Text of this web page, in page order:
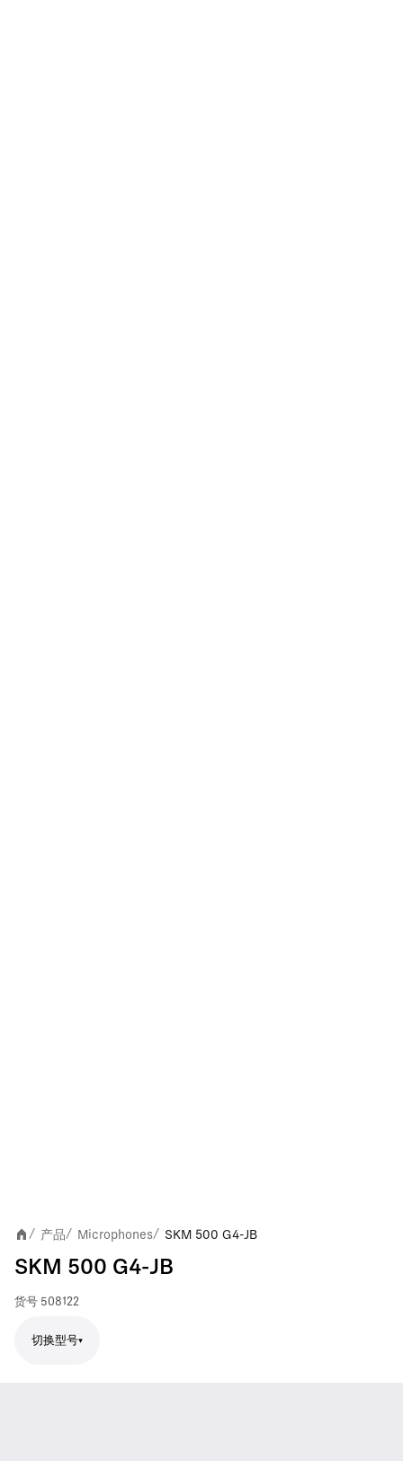
/ 产品/ Microphones/ SKM 500 G4-JB
SKM 500 G4-JB
货号 508122
切换型号